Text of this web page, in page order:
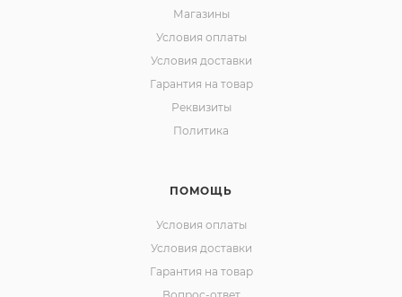
Магазины
Условия оплаты
Условия доставки
Гарантия на товар
Реквизиты
Политика
ПОМОЩЬ
Условия оплаты
Условия доставки
Гарантия на товар